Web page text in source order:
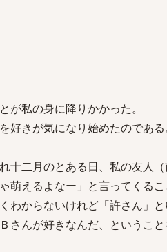
が私の身に降りかかった。
好きが気になり始めたのである
十二月のとある日、私の友人
萌えるよなー」と言ってくるこ
わからないけれど「許さん」と
さんが好きなんだ、ということ